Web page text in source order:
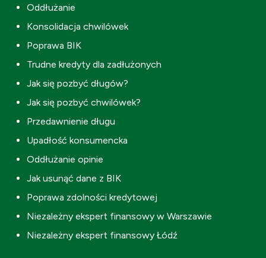
Oddłużanie
Konsolidacja chwilówek
Poprawa BIK
Trudne kredyty dla zadłużonych
Jak się pozbyć długów?
Jak się pozbyć chwilówek?
Przedawnienie długu
Upadłość konsumencka
Oddłużanie opinie
Jak usunąć dane z BIK
Poprawa zdolności kredytowej
Niezależny ekspert finansowy w Warszawie
Niezależny ekspert finansowy Łódź